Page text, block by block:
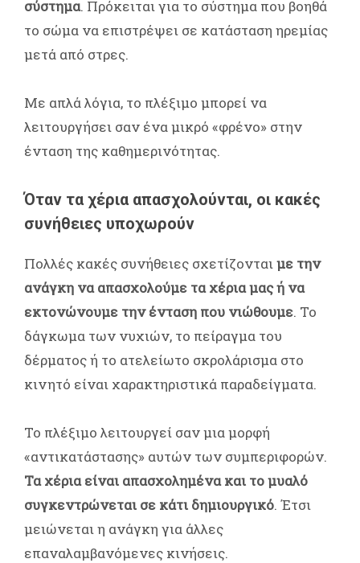
σύστημα. Πρόκειται για το σύστημα που βοηθά
το σώμα να επιστρέψει σε κατάσταση ηρεμίας
μετά από στρες.
Με απλά λόγια, το πλέξιμο μπορεί να
λειτουργήσει σαν ένα μικρό «φρένο» στην
ένταση της καθημερινότητας.
Όταν τα χέρια απασχολούνται, οι κακές
συνήθειες υποχωρούν
Πολλές κακές συνήθειες σχετίζονταιμε την
ανάγκη να απασχολούμε τα χέρια μας ή να
εκτονώνουμε την ένταση που νιώθουμε. Το
δάγκωμα των νυχιών, το πείραγμα του
δέρματος ή το ατελείωτο σκρολάρισμα στο
κινητό είναι χαρακτηριστικά παραδείγματα.
Το πλέξιμο λειτουργεί σαν μια μορφή
«αντικατάστασης» αυτών των συμπεριφορών.
Τα χέρια είναι απασχολημένα και το μυαλό
συγκεντρώνεται σε κάτι δημιουργικό. Έτσι
μειώνεται η ανάγκη για άλλες
επαναλαμβανόμενες κινήσεις.